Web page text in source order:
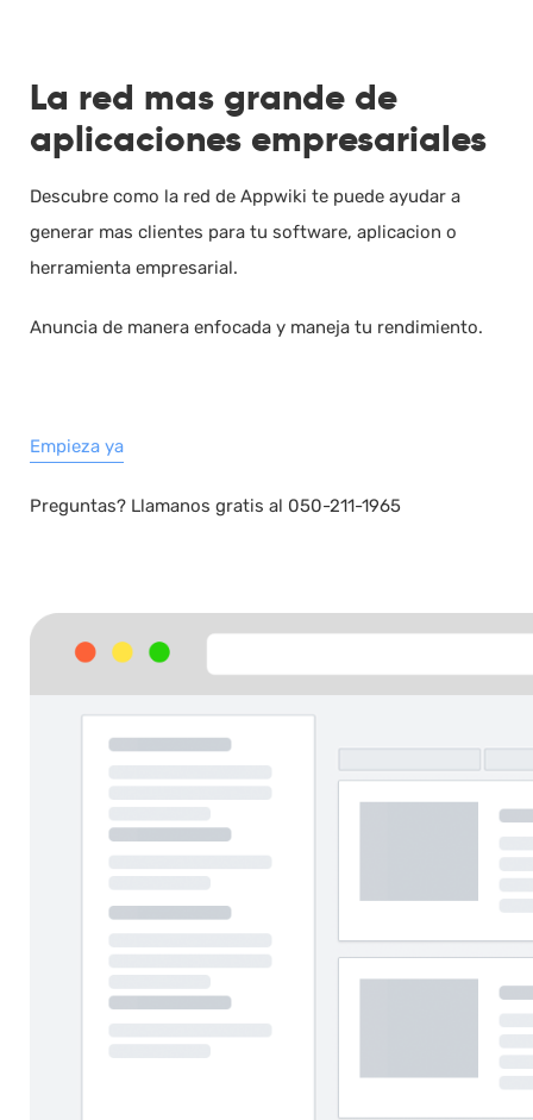
La red mas grande de
aplicaciones empresariales
Descubre como la red de Appwiki te puede ayudar a
generar mas clientes para tu software, aplicacion o
herramienta empresarial.
Anuncia de manera enfocada y maneja tu rendimiento.
Empieza ya
Preguntas? Llamanos gratis al 050-211-1965